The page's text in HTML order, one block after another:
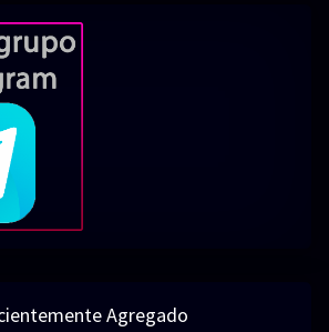
Agregado